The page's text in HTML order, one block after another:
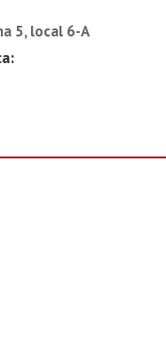
5, local 6-A